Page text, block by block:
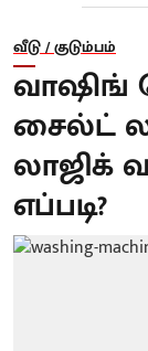
வீடு / குடும்பம்
வாஷிங்
சைல்ட்
லாஜிக்
எப்படி?